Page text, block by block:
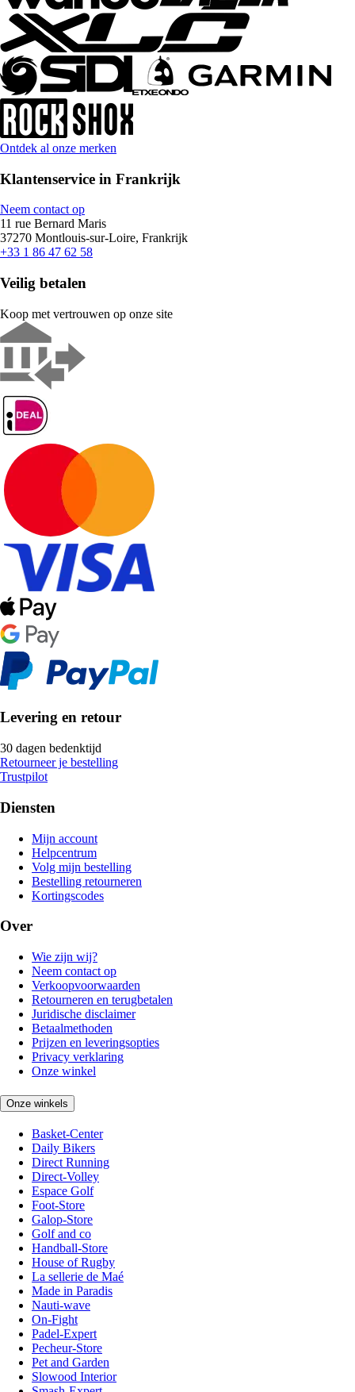
Ontdek al onze merken
Klantenservice in Frankrijk
Neem contact op
11 rue Bernard Maris
37270 Montlouis-sur-Loire, Frankrijk
+33 1 86 47 62 58
Veilig betalen
Koop met vertrouwen op onze site
Levering en retour
30 dagen bedenktijd
Retourneer je bestelling
Trustpilot
Diensten
Mijn account
Helpcentrum
Volg mijn bestelling
Bestelling retourneren
Kortingscodes
Over
Wie zijn wij?
Neem contact op
Verkoopvoorwaarden
Retourneren en terugbetalen
Juridische disclaimer
Betaalmethoden
Prijzen en leveringsopties
Privacy verklaring
Onze winkel
Onze winkels
Basket-Center
Daily Bikers
Direct Running
Direct-Volley
Espace Golf
Foot-Store
Galop-Store
Golf and co
Handball-Store
House of Rugby
La sellerie de Maé
Made in Paradis
Nauti-wave
On-Fight
Padel-Expert
Pecheur-Store
Pet and Garden
Slowood Interior